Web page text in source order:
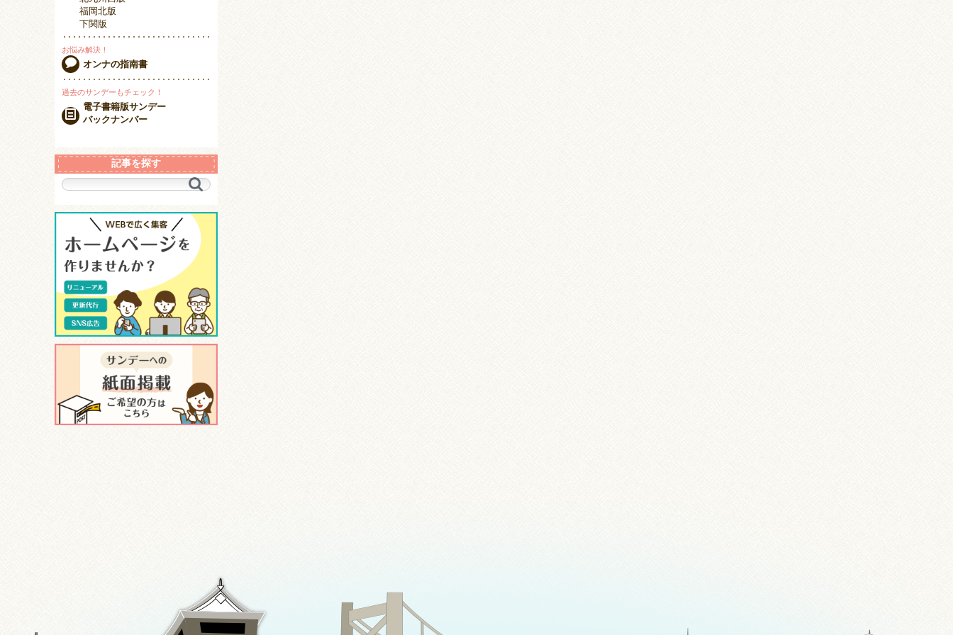
福岡北版
下関版
お悩み解決！
オンナの指南書
過去のサンデーもチェック！
電子書籍版サンデー
バックナンバー
記事を探す
キ
で
探
す